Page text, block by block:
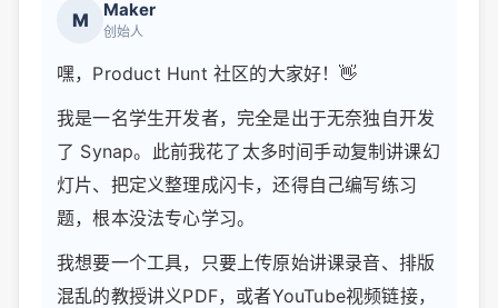
M Maker
创始人
嘿，Product Hunt 社区的大家好！👋
我是一名学生开发者，完全是出于无奈独自开发
了 Synap。此前我花了太多时间手动复制讲课幻
灯片、把定义整理成闪卡，还得自己编写练习
题，根本没法专心学习。
我想要一个工具，只要上传原始讲课录音、排版
混乱的教授讲义PDF，或者YouTube视频链接，